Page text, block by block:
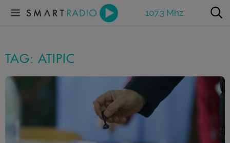
107.3 Mhz
TAG: ATIPIC